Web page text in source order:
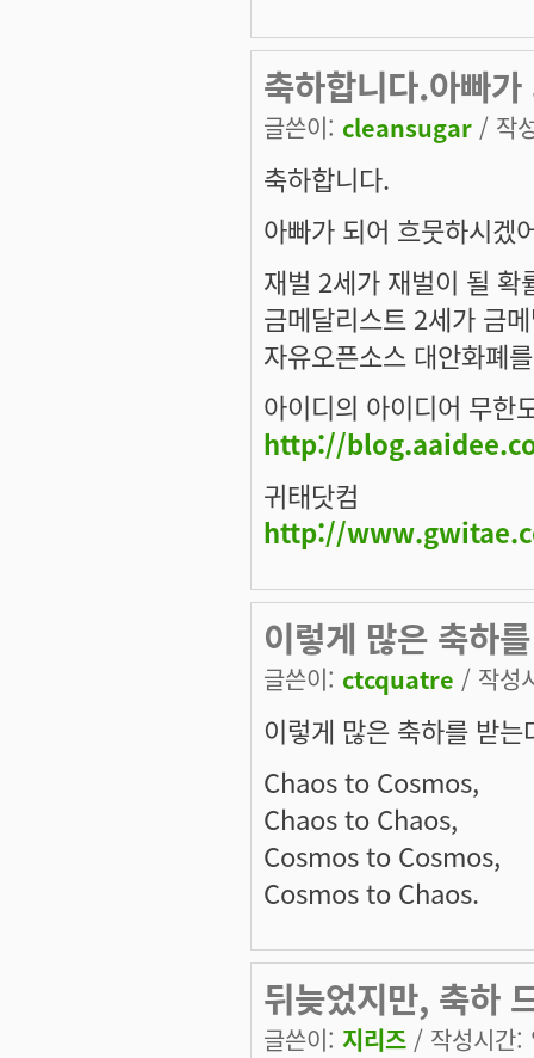
축하합니다.아빠
글쓴이: cleansugar / 작
축하합니다.
아빠가 되어 흐뭇하시겠
재벌 2세가 재벌이 될 확
금메달리스트 2세가 금
자유오픈소스 대안화폐
아이디의 아이디어 무한
http://
귀태닷컴
http://
이렇게 많은 축하
글쓴이: ctcquatre / 작성
이렇게 많은 축하를 받
Chaos to Cosmos,
Chaos to Chaos,
Cosmos to Cosmos,
Cosmos to Chaos.
뒤늦었지만, 축하
글쓴이: 지리즈 / 작성시간